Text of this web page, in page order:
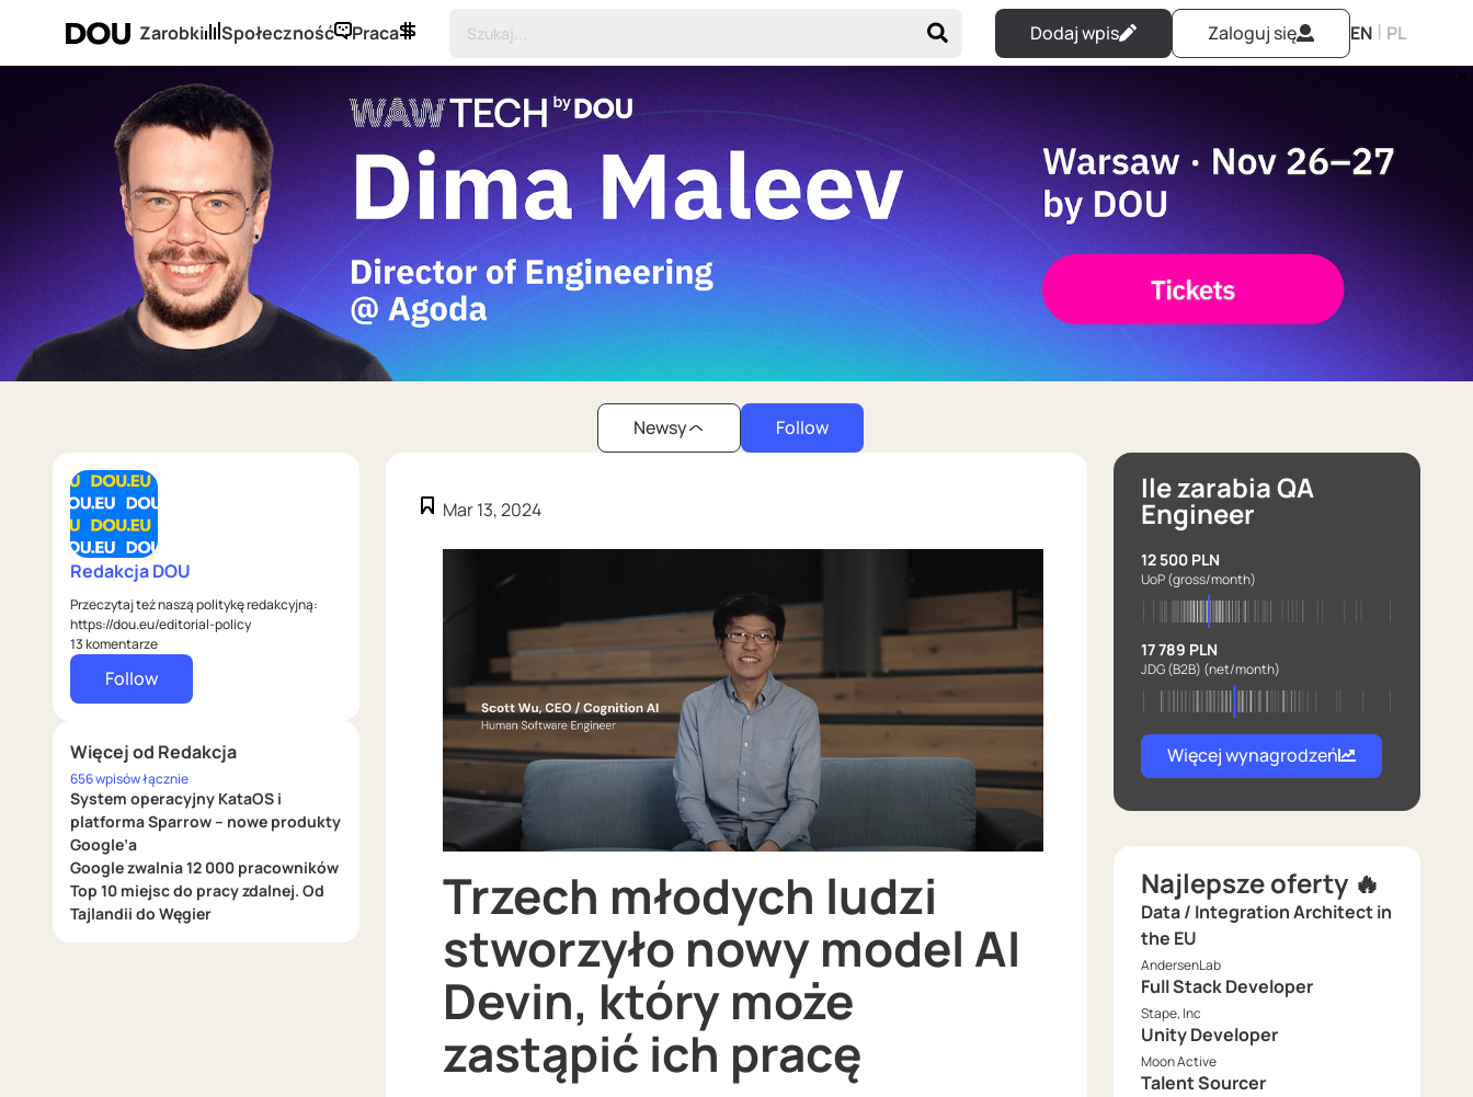
Zarobki Społeczność Praca Dodaj wpis Zaloguj się EN | PL
Newsy Follow
Redakcja DOU
Przeczytaj też naszą politykę redakcyjną:
https://dou.eu/editorial-policy
13 komentarze
Follow
Więcej od Redakcja
656 wpisów łącznie
System operacyjny KataOS i
platforma Sparrow – nowe produkty
Google’a
Google zwalnia 12 000 pracowników
Top 10 miejsc do pracy zdalnej. Od
Tajlandii do Węgier
Mar 13, 2024
Trzech młodych ludzi
stworzyło nowy model AI
Devin, który może
zastąpić ich pracę
Ile zarabia QA
Engineer
12 500 PLN
UoP(gross/month)
17 789 PLN
JDG (B2B) (net/month)
Więcej wynagrodzeń
Najlepsze oferty 🔥
Data / Integration Architect in
the EU
AndersenLab
Full Stack Developer
Stape, Inc
Unity Developer
Moon Active
Talent Sourcer